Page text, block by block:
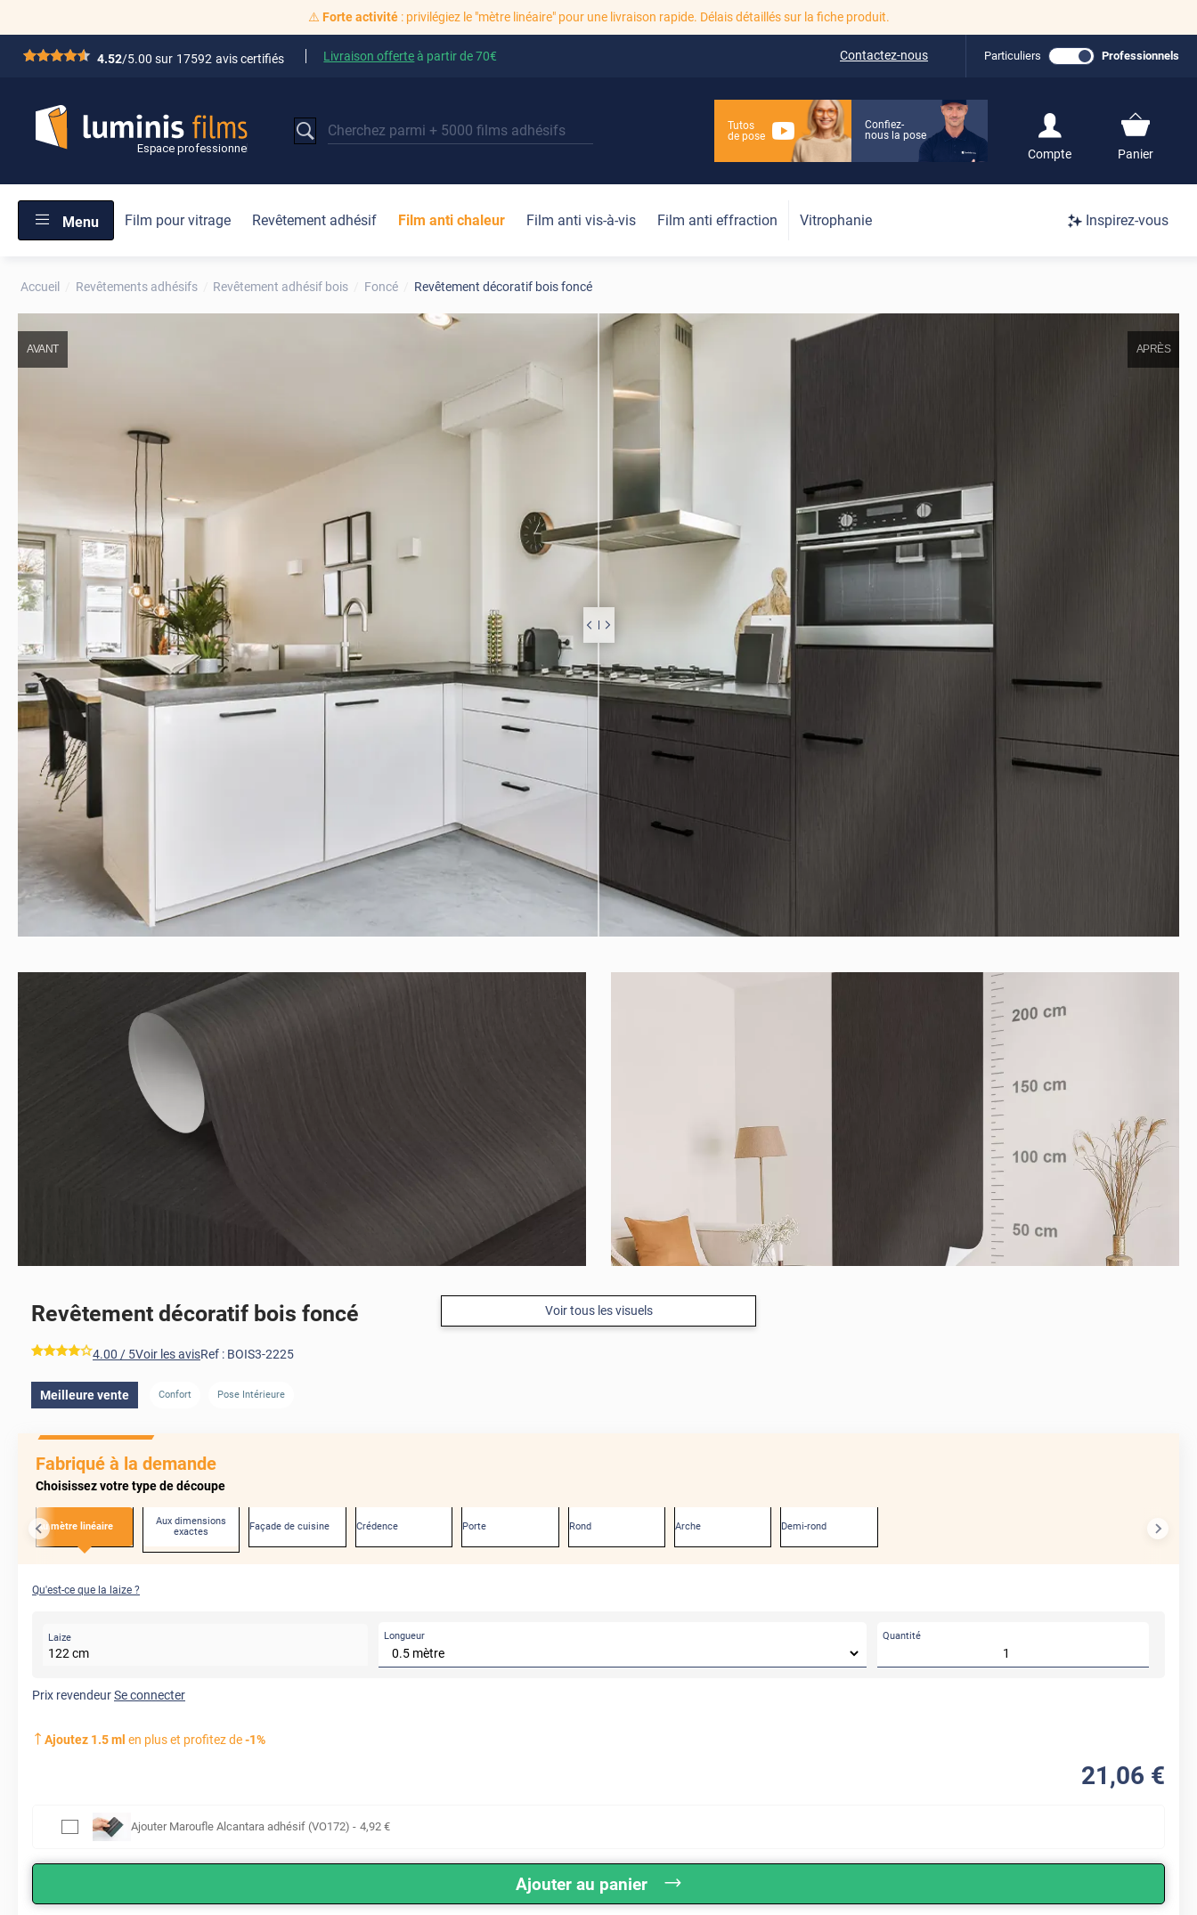
⚠️ Forte activité: privilégiez le "mètre linéaire" pour une livraison rapide. Délais détaillés sur la fiche produit.
*****4.52/5.00 sur 17592 avis certifiés Livraison offerteà partir de70€ Contactez-nous Particuliers Professionnels
Tutos
de pose
Confiez-
nous la pose
Compte
S'inscrire / Se
Panier
Menu Film pour vitrage Revêtement adhésif Film anti chaleur Film anti vis-à-vis Film anti effraction Vitrophanie Inspirez-vous
Accueil Revêtements adhésifs Revêtement adhésif bois Foncé Revêtement décoratif bois foncé
AVANT APRÈS
Voir tous les visuels
Revêtement décoratif bois foncé
*****
4.00 / 5Voir les avisRef : BOIS3-2225
Meilleure vente Confort Pose Intérieure
Fabriqué à la demande
Choisissez votre type de découpe
Au mètre linéaire
Aux dimensions
exactes
Façade de cuisine Crédence Porte Rond Arche Demi-rond
Qu'est-ce que la laize ?
Laize
122 cm
Longueur Quantité
Prix revendeurSe connecter
Ajoutez 1.5ml en plus et profitez de-1%
21 ,06 €
Ajouter Maroufle Alcantara adhésif (VO172) - 4,92 €
Ajouter au panier